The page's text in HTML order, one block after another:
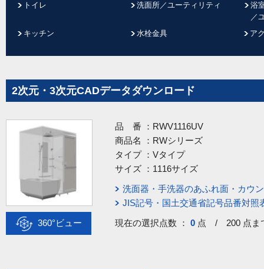
トイレ 洗面所／ユーティリティ
浴
／
キッチン
水栓金具 ア
2次元・3次元CADデータダウンロード
360°ビュー
品 番 ： RWV1116UV
商品名 ： RWシリーズ
タイプ ： Vタイプ
サイズ ： 1116サイズ
洗面器・手洗器のあふれ面・カウ
JIS記号・国土交通省記号品番対照
現在の選択点数 ： 0 点 / 200 点ま